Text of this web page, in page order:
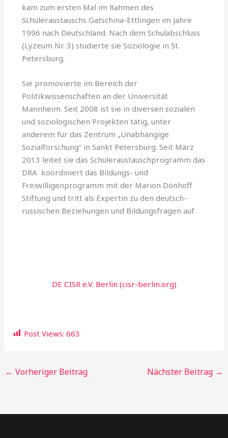
kam zum ersten Mal im Rahmen des
Schüleraustauschs Gatschina-Ettlingen im Jahre
1996 nach Deutschland. Nach dem Schulabschluss
(Lyzeum Nr. 3) studierte sie Soziologie in St.
Peters­burg.
Sie promovierte im Bereich der
Politikwissenschaften an der Universität
Mannheim. Seit 2008 ist sie in diversen sozialen
und soziologischen Projekten tätig, unter
anderem für das Zentrum „Unabhängige
Sozialforschung“ in Sankt Petersburg. Seit März
2013 leitet sie das Schüleraustauschprogramm das
DRA koordiniert das Bildungs- und
Freiwilligenprogramm mit der Marion Dönhoff
Stiftung und tritt als Expertin zu den deutsch-
russischen Beziehungen und Bildungsfragen auf.
DE СISR e.V. Berlin (cisr-berlin.org)
Post Views: 663
← Vorheriger Beitrag Nächster Beitrag →